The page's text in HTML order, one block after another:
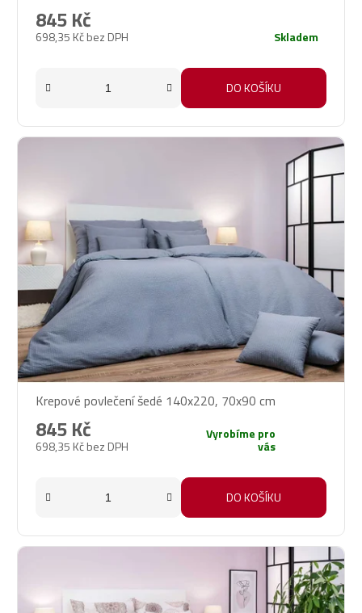
698,35 Kč bez DPH
845 Kč
Skladem
DO KOŠÍKU
Krepové povlečení šedé 140x220, 70x90 cm
698,35 Kč bez DPH
845 Kč Vyrobíme pro
vás
DO KOŠÍKU